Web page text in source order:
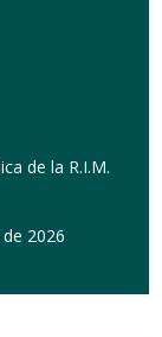
de la R.I.M.
2026